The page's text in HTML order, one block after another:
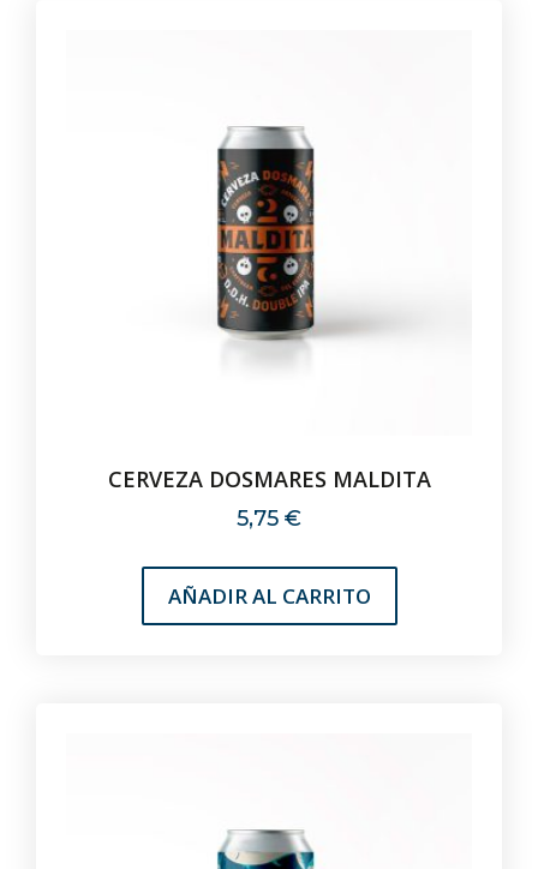
CERVEZA DOSMARES MALDITA
5,75 €
AÑADIR AL CARRITO